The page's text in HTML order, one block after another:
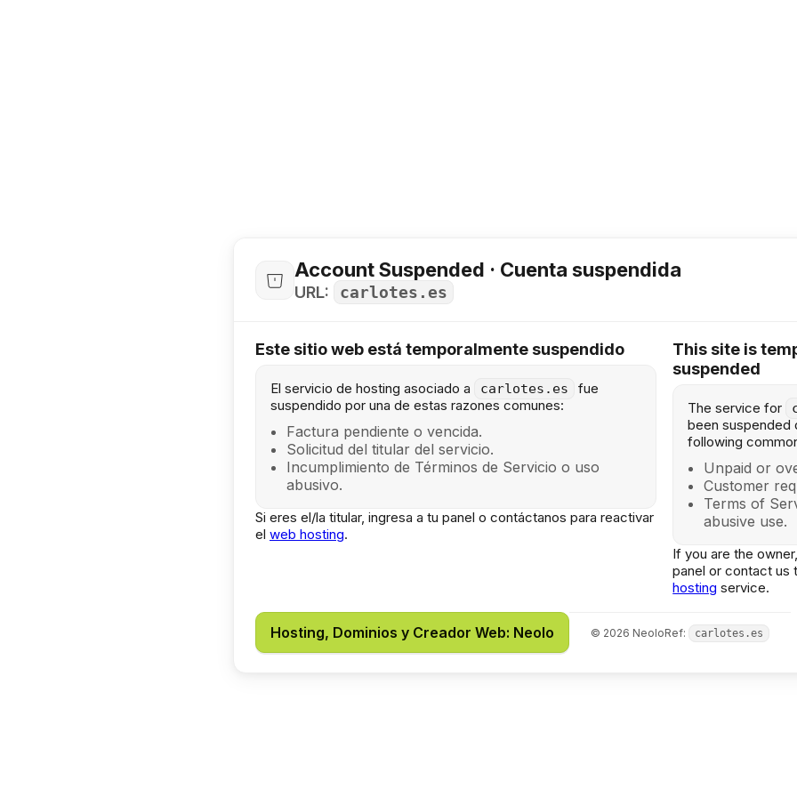
Account Suspended · Cuenta suspendida
URL: carlotes.es
Este sitio web está temporalmente suspendido
El servicio de hosting asociado a carlotes.es
fue
suspendido por una de estas razones comunes:
Factura pendiente o vencida.
Solicitud del titular del servicio.
Incumplimiento de Términos de Servicio o uso
abusivo.
Si eres el/la titular, ingresa a tu panel o contáctanos para reactivar
el web hosting.
This site is
suspended
The service for
been suspended
following
Unpaid or
Customer
Terms of
abusive use.
If you are the
panel or contact
hosting service.
Hosting, Dominios y Creador Web: Neolo © 2026 NeoloRef: carlotes.es